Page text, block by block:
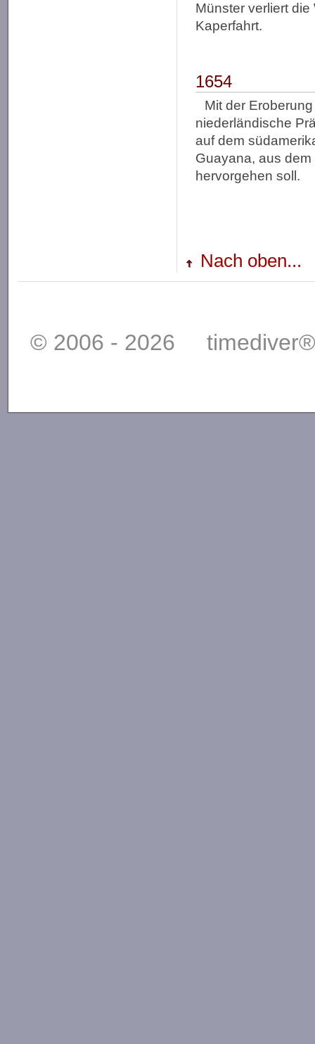
Münster verliert
Kaperfahrt.
1654
Mit der
niederländische
auf dem
Guayana, aus
hervorgehen soll.
Nach oben...
© 2006 - 2026